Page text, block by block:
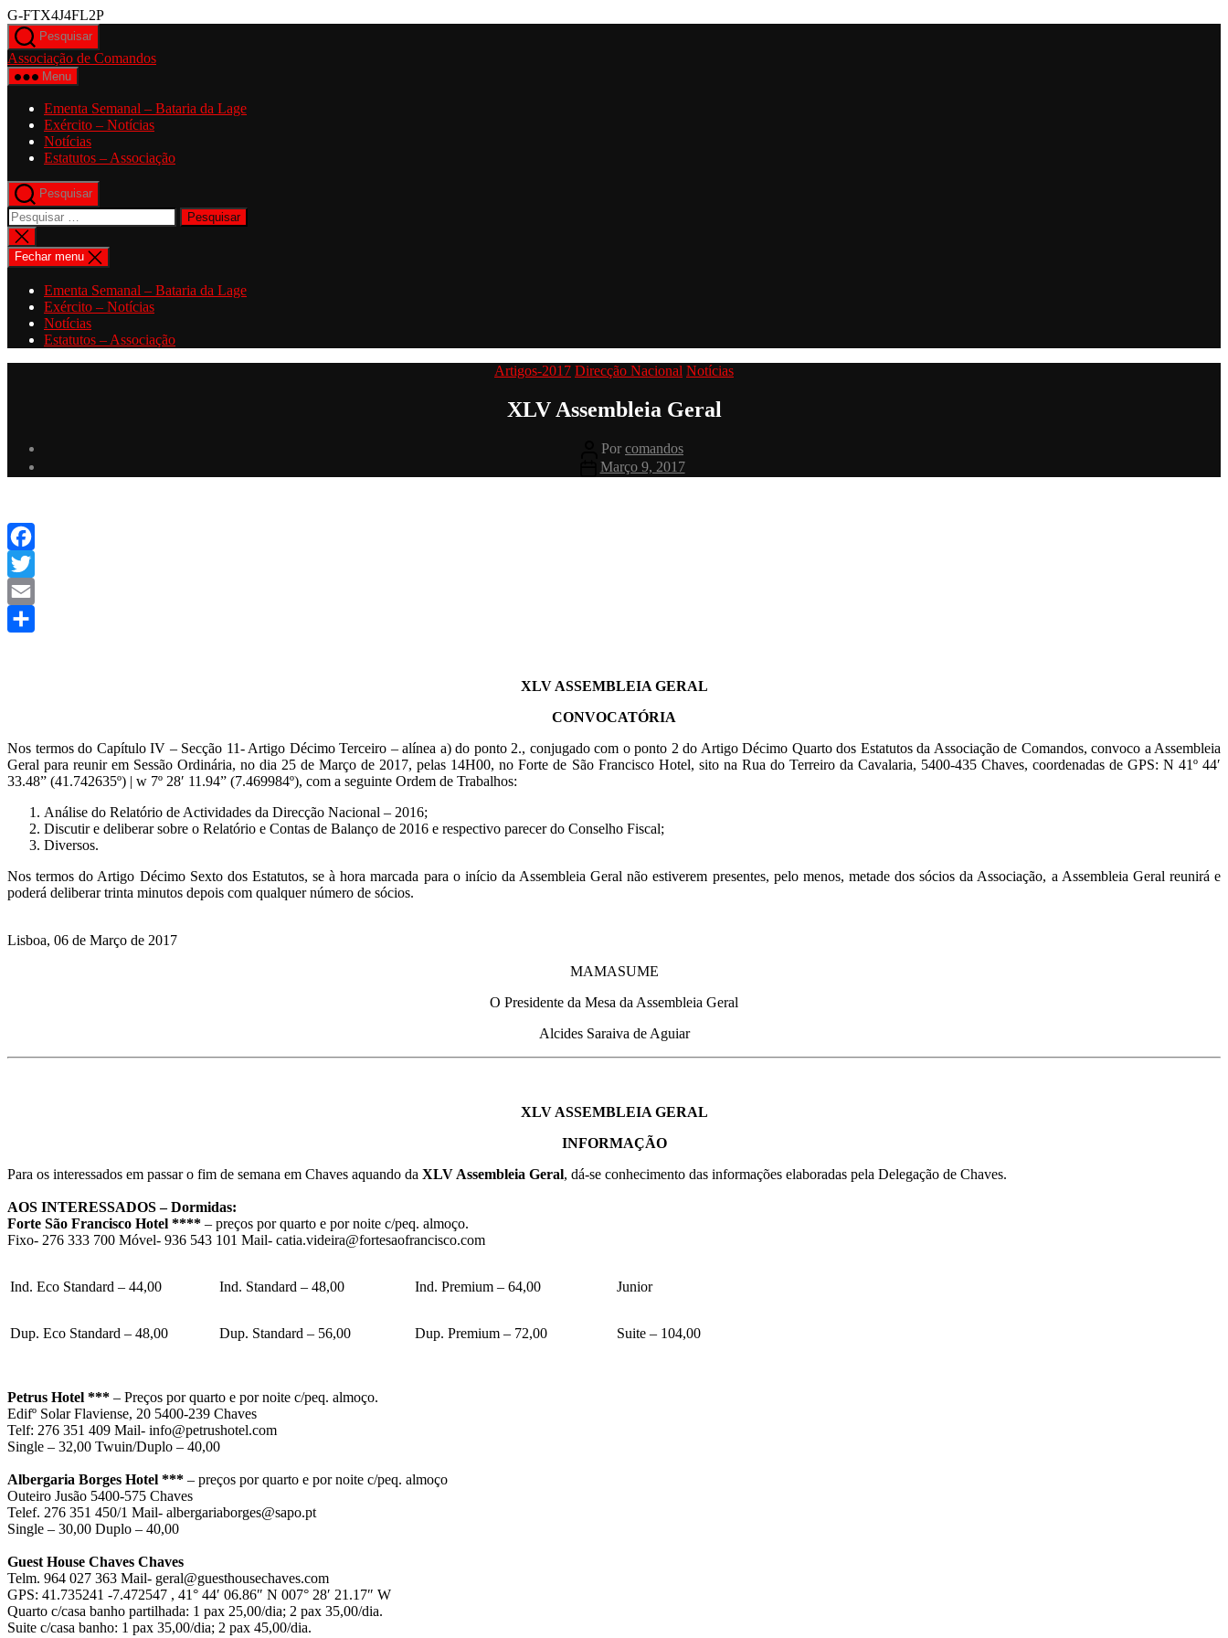
G-FTX4J4FL2PSaltar
conteúdo
Pesquisar
Associação de Comandos
Menu
Ementa Semanal – Bataria da Lage
Exército – Notícias
Notícias
Estatutos – Associação
Pesquisar
Pesquisar
por:
Fechar
pesquisa
Fechar menu
Ementa Semanal – Bataria da Lage
Exército – Notícias
Notícias
Estatutos – Associação
Categorias
Artigos-2017 Direcção Nacional Notícias
XLV Assembleia Geral
Autor
artigo
Por comandos
Data
do
Março 9, 2017
Facebook
Twitter
Email
XLV ASSEMBLEIA GERAL
CONVOCATÓRIA
Nos termos do Capítulo IV – Secção 11- Artigo Décimo Terceiro – alínea a) do ponto 2., conjugado com o ponto 2 do Artigo Décimo Quarto dos Estatutos da Associação de Comandos, convoco a Assembleia
Geral para reunir em Sessão Ordinária, no dia 25 de Março de 2017, pelas 14H00, no Forte de São Francisco Hotel, sito na Rua do Terreiro da Cavalaria, 5400-435 Chaves, coordenadas de GPS: N 41º 44′
33.48” (41.742635º) | w 7º 28′ 11.94” (7.469984º), com a seguinte Ordem de Trabalhos:
Análise do Relatório de Actividades da Direcção Nacional – 2016;
Discutir e deliberar sobre o Relatório e Contas de Balanço de 2016 e respectivo parecer do Conselho Fiscal;
Diversos.
Nos termos do Artigo Décimo Sexto dos Estatutos, se à hora marcada para o início da Assembleia Geral não estiverem presentes, pelo menos, metade dos sócios da Associação, a Assembleia Geral reunirá e
poderá deliberar trinta minutos depois com qualquer número de sócios.
Lisboa, 06 de Março de 2017
MAMASUME
O Presidente da Mesa da Assembleia Geral
Alcides Saraiva de Aguiar
XLV ASSEMBLEIA GERAL
INFORMAÇÃO
Para os interessados em passar o fim de semana em Chaves aquando da XLV Assembleia Geral, dá-se conhecimento das informações elaboradas pela Delegação de Chaves.
AOS INTERESSADOS – Dormidas:
Forte São Francisco Hotel **** – preços por quarto e por noite c/peq. almoço.
Fixo- 276 333 700 Móvel- 936 543 101 Mail- catia.videira@fortesaofrancisco.com
Ind. Eco Standard – 44,00 Ind. Standard – 48,00 Ind. Premium – 64,00 Junior
Dup. Eco Standard – 48,00 Dup. Standard – 56,00 Dup. Premium – 72,00 Suite – 104,00
Petrus Hotel *** – Preços por quarto e por noite c/peq. almoço.
Edifº Solar Flaviense, 20 5400-239 Chaves
Telf: 276 351 409 Mail- info@petrushotel.com
Single – 32,00 Twuin/Duplo – 40,00
Albergaria Borges Hotel *** – preços por quarto e por noite c/peq. almoço
Outeiro Jusão 5400-575 Chaves
Telef. 276 351 450/1 Mail- albergariaborges@sapo.pt
Single – 30,00 Duplo – 40,00
Guest House Chaves Chaves
Telm. 964 027 363 Mail- geral@guesthousechaves.com
GPS: 41.735241 -7.472547 , 41° 44′ 06.86″ N 007° 28′ 21.17″ W
Quarto c/casa banho partilhada: 1 pax 25,00/dia; 2 pax 35,00/dia.
Suite c/casa banho: 1 pax 35,00/dia; 2 pax 45,00/dia.